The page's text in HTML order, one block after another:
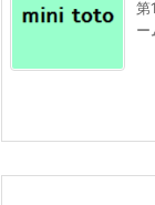
第
ー